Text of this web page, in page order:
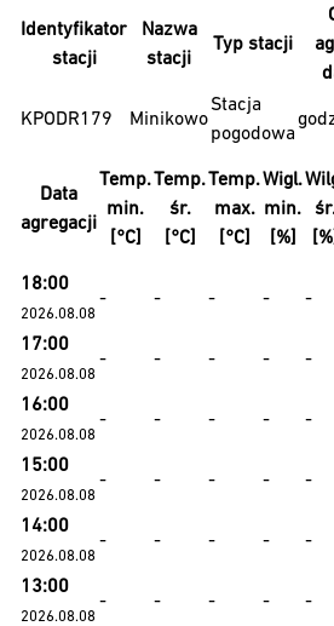
Identyfikator
stacji
Nazwa
stacji
Typ stacji
KPODR179 Minikowo
Stacja
pogodowa
Data
agregacji
Temp.
min.
[°C]
Temp.
śr.
[°C]
Temp.
max.
[°C]
Wigl.
min.
[%]
18:00
2026.08.08
- - - - -
17:00
2026.08.08
- - - - -
16:00
2026.08.08
- - - - -
15:00
2026.08.08
- - - - -
14:00
2026.08.08
- - - - -
13:00
2026.08.08
- - - - -